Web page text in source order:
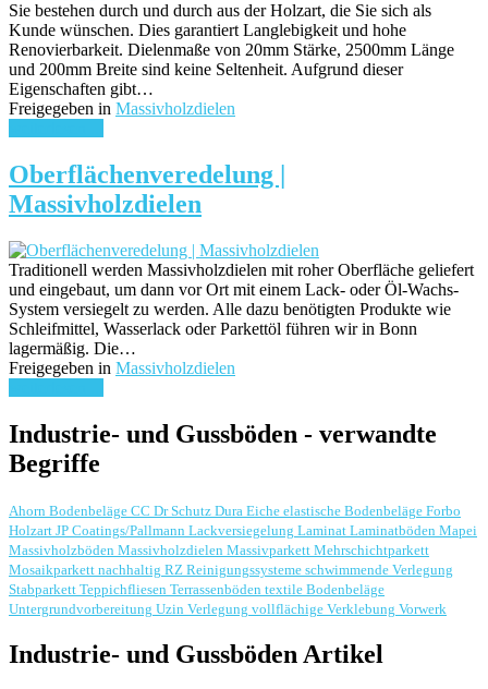
Sie bestehen durch und durch aus der Holzart, die Sie sich als
Kunde wünschen. Dies garantiert Langlebigkeit und hohe
Renovierbarkeit. Dielenmaße von 20mm Stärke, 2500mm Länge
und 200mm Breite sind keine Seltenheit. Aufgrund dieser
Eigenschaften gibt…
Freigegeben in Massivholzdielen
Oberflächenveredelung |
Massivholzdielen
Traditionell werden Massivholzdielen mit roher Oberfläche geliefert
und eingebaut, um dann vor Ort mit einem Lack- oder Öl-Wachs-
System versiegelt zu werden. Alle dazu benötigten Produkte wie
Schleifmittel, Wasserlack oder Parkettöl führen wir in Bonn
lagermäßig. Die…
Freigegeben in Massivholzdielen
Industrie- und Gussböden - verwandte
Begriffe
Ahorn Bodenbeläge CC Dr Schutz Dura Eiche elastische Bodenbeläge Forbo
Holzart JP Coatings/Pallmann Lackversiegelung Laminat Laminatböden Mapei
Massivholzböden Massivholzdielen Massivparkett Mehrschichtparkett
Mosaikparkett nachhaltig RZ Reinigungssysteme schwimmende Verlegung
Stabparkett Teppichfliesen Terrassenböden textile Bodenbeläge
Untergrundvorbereitung Uzin Verlegung vollflächige Verklebung Vorwerk
Industrie- und Gussböden Artikel